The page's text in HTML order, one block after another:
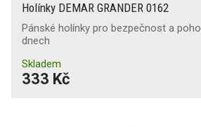
Holínky DEMAR GRANDER 0162
Pánské holínky pro bezpečnost a
dnech
Skladem
333 Kč